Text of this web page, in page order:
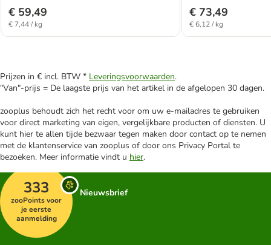
€ 59,49
€ 7,44 / kg
€ 73,49
€ 6,12 / kg
Prijzen in € incl. BTW * Leveringsvoorwaarden.
"Van"-prijs = De laagste prijs van het artikel in de afgelopen 30 dagen.
zooplus behoudt zich het recht voor om uw e-mailadres te gebruiken
voor direct marketing van eigen, vergelijkbare producten of diensten. U
kunt hier te allen tijde bezwaar tegen maken door contact op te nemen
met de klantenservice van zooplus of door ons Privacy Portal te
bezoeken. Meer informatie vindt u hier.
333
zooPoints voor
je eerste
aanmelding
Nieuwsbrief